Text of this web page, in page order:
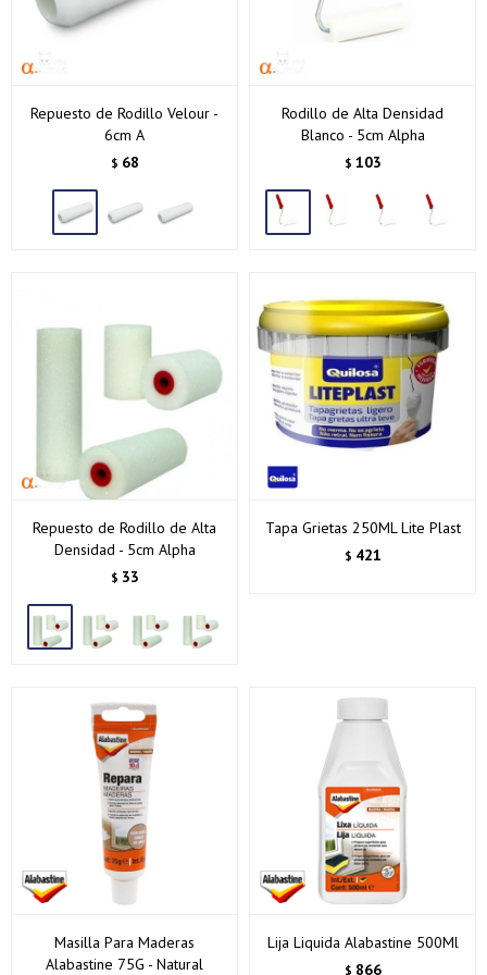
Repuesto de Rodillo Velour -
6cm A
$ 68
Rodillo de Alta Densidad
Blanco - 5cm Alpha
$ 103
Repuesto de Rodillo de Alta
Densidad - 5cm Alpha
$ 33
Tapa Grietas 250ML Lite Plast
$ 421
Masilla Para Maderas
Alabastine 75G - Natural
Lija Liquida Alabastine 500Ml
$ 866